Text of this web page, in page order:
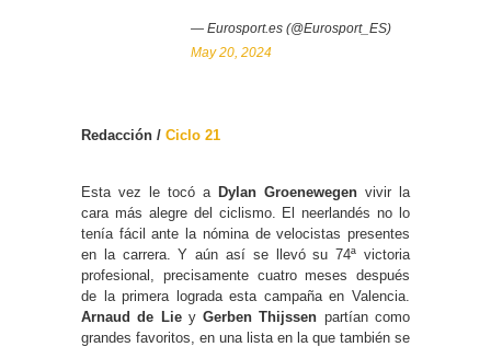
— Eurosport.es (@Eurosport_ES)
May 20, 2024
Redacción / Ciclo 21
Esta vez le tocó a Dylan Groenewegen vivir la
cara más alegre del ciclismo. El neerlandés no lo
tenía fácil ante la nómina de velocistas presentes
en la carrera. Y aún así se llevó su 74ª victoria
profesional, precisamente cuatro meses después
de la primera lograda esta campaña en Valencia.
Arnaud de LieyGerben Thijssen partían como
grandes favoritos, en una lista en la que también se